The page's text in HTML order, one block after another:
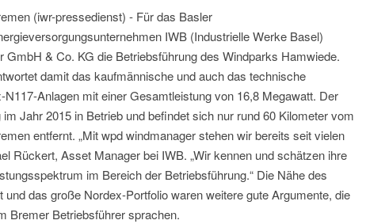
(iwr-pressedienst) - Für das Basler
IWB (Industrielle Werke Basel)
GmbH & Co. KG die Betriebsführung des Windparks Hamwiede.
damit das kaufmännische und auch das technische
Anlagen mit einer Gesamtleistung von 16,8 Megawatt. Der
Jahr 2015 in Betrieb und befindet sich nur rund 60 Kilometer vom
entfernt. „Mit wpd windmanager stehen wir bereits seit vielen
Rückert, Asset Manager bei IWB. „Wir kennen und schätzen ihre
im Bereich der Betriebsführung.“ Die Nähe des
das große Nordex-Portfolio waren weitere gute Argumente, die
Bremer Betriebsführer sprachen.